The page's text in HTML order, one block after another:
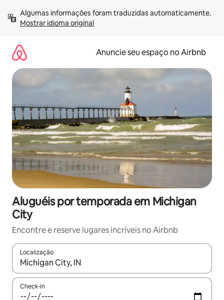
para
Mostrar idioma original
Anuncie seu espaço no Airbnb
Aluguéis por temporada em Michigan
City
Encontre e reserve lugares incríveis no Airbnb
Localização
Quando os resultados estiverem disponíveis, explore-os
Check-in